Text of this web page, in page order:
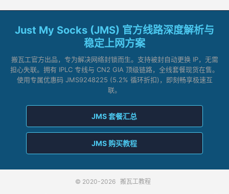
Just My Socks (JMS) 官方线路深度解析与
稳定上网方案
搬瓦工官方出品，专为解决网络封锁而生。支持被封自动更换 IP，无需
担心失联。拥有 IPLC 专线与 CN2 GIA 顶级链路，全线套餐现货在售。
使用专属优惠码 JMS9248225 (5.2% 循环折扣)，即刻畅享极速互
联。
JMS 套餐汇总
JMS 购买教程
© 2020-2026 搬瓦工教程